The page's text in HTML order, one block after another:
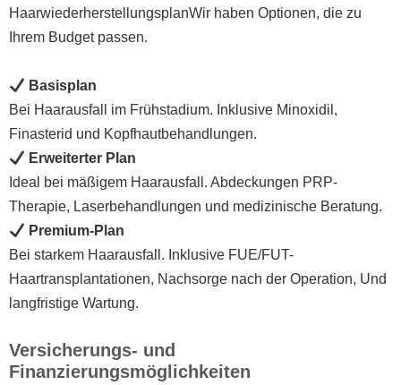
HaarwiederherstellungsplanWir haben Optionen, die zu
Ihrem Budget passen.
Basisplan
Bei Haarausfall im Frühstadium. Inklusive Minoxidil,
Finasterid und Kopfhautbehandlungen.
Erweiterter Plan
Ideal bei mäßigem Haarausfall. Abdeckungen PRP-
Therapie, Laserbehandlungen und medizinische Beratung.
Premium-Plan
Bei starkem Haarausfall. Inklusive FUE/FUT-
Haartransplantationen, Nachsorge nach der Operation, Und
langfristige Wartung.
Versicherungs- und
Finanzierungsmöglichkeiten